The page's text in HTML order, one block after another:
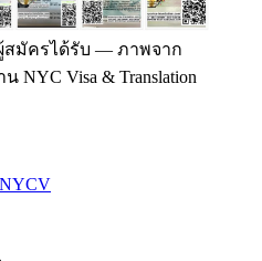
สมัครได้รับ — ภาพจาก
NYC Visa & Translation